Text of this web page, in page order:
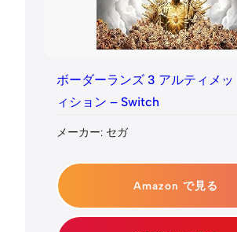
ボーダーランズ 3 アルティメ
ィション – Switch
メーカー: セガ
Amazon で見る